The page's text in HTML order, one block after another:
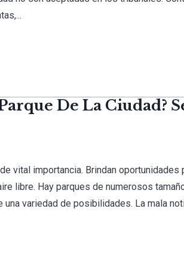
De La Ciudad?
vital importancia. Brindan oportunidades
libre. Hay parques de numerosos
variedad de posibilidades. La mala